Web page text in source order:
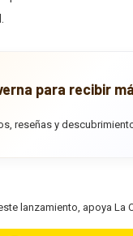
para recibir
reseñas y
lanzamiento, apoya La